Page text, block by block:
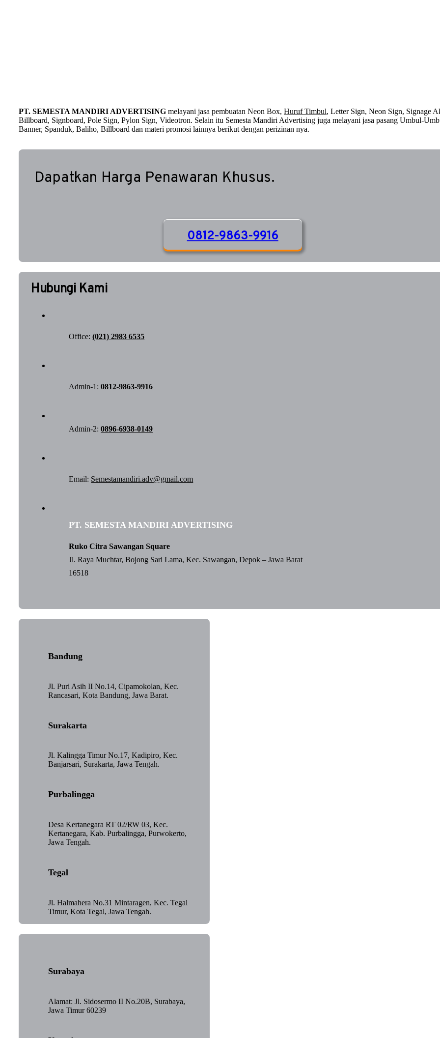
PT. SEMESTA MANDIRI ADVERTISINGmelayani jasa pembuatan Neon Box, Huruf Timbul, Letter Sign, Neon Sign, Signage
Billboard, Signboard, Pole Sign, Pylon Sign, Videotron. Selain itu Semesta Mandiri Advertising juga melayani jasa pasang Umbul-
Banner, Spanduk, Baliho, Billboard dan materi promosi lainnya berikut dengan perizinan nya.
Dapatkan Harga Penawaran Khusus.
0812-9863-9916
Hubungi Kami
Office:(021) 2983 6535
Admin-1:0812-9863-9916
Admin-2:0896-6938-0149
Email: Semestamandiri.adv@gmail.com
PT. SEMESTA MANDIRI ADVERTISING
Ruko Citra Sawangan Square
Jl. Raya Muchtar, Bojong Sari Lama, Kec. Sawangan, Depok – Jawa Barat
16518
Bandung
Jl. Puri Asih II No.14, Cipamokolan, Kec.
Rancasari, Kota Bandung, Jawa Barat.
Surakarta
Jl. Kalingga Timur No.17, Kadipiro, Kec.
Banjarsari, Surakarta, Jawa Tengah.
Purbalingga
Desa Kertanegara RT 02/RW 03, Kec.
Kertanegara, Kab. Purbalingga, Purwokerto,
Jawa Tengah.
Tegal
Jl. Halmahera No.31 Mintaragen, Kec. Tegal
Timur, Kota Tegal, Jawa Tengah.
Surabaya
Alamat: Jl. Sidosermo II No.20B, Surabaya,
Jawa Timur 60239